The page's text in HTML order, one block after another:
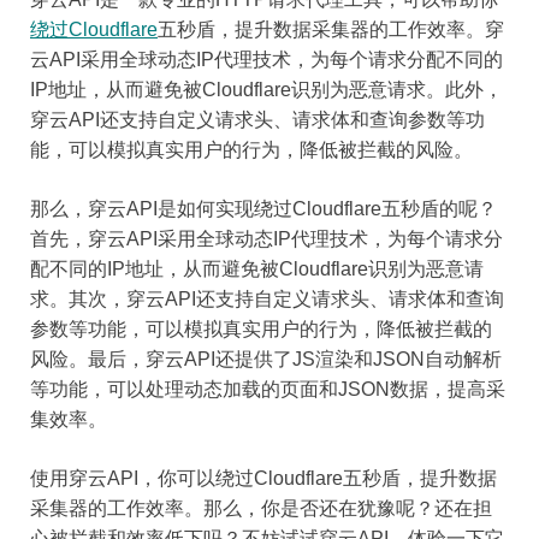
绕过Cloudflare五秒盾，提升数据采集器的工作效率。穿
云API采用全球动态IP代理技术，为每个请求分配不同的
IP地址，从而避免被Cloudflare识别为恶意请求。此外，
穿云API还支持自定义请求头、请求体和查询参数等功
能，可以模拟真实用户的行为，降低被拦截的风险。
那么，穿云API是如何实现绕过Cloudflare五秒盾的呢？
首先，穿云API采用全球动态IP代理技术，为每个请求分
配不同的IP地址，从而避免被Cloudflare识别为恶意请
求。其次，穿云API还支持自定义请求头、请求体和查询
参数等功能，可以模拟真实用户的行为，降低被拦截的
风险。最后，穿云API还提供了JS渲染和JSON自动解析
等功能，可以处理动态加载的页面和JSON数据，提高采
集效率。
使用穿云API，你可以绕过Cloudflare五秒盾，提升数据
采集器的工作效率。那么，你是否还在犹豫呢？还在担